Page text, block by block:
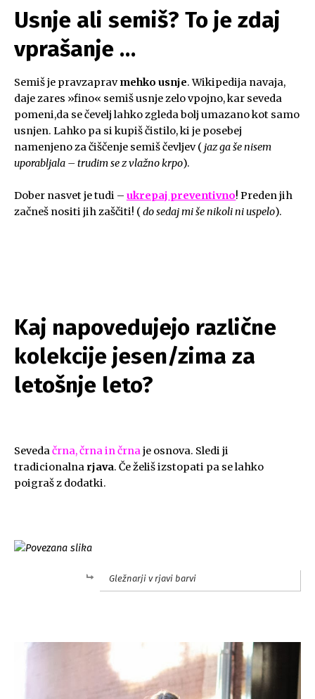
Usnje ali semiš? To je zdaj
vprašanje …
Semiš je pravzapravmehko usnje. Wikipedija navaja,
daje zares »fino« semiš usnje zelo vpojno, kar seveda
pomeni,da se čevelj lahko zgleda bolj umazano kot samo
usnjen. Lahko pa si kupiš čistilo, ki je posebej
namenjeno za čiščenje semiš čevljev ( jaz ga še nisem
uporabljala – trudim se z vlažno krpo).
Dober nasvet je tudi –ukrepaj preventivno! Preden jih
začneš nositi jih zaščiti! (do sedaj mi še nikoli ni uspelo).
Kaj napovedujejo različne
kolekcije jesen/zima za
letošnje leto?
Sevedačrna, črna in črnaje osnova. Sledi ji
tradicionalna rjava. Če želiš izstopati pa se lahko
poigraš z dodatki.
Gležnarji v rjavi barvi